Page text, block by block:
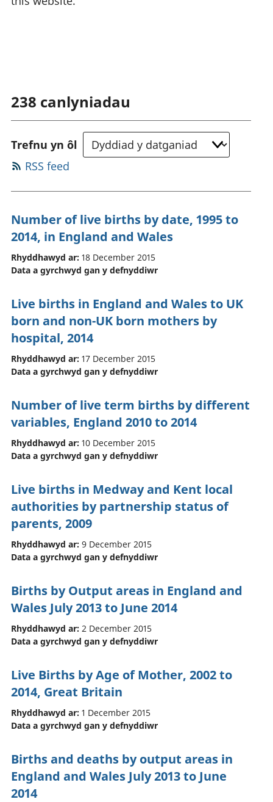
238 canlyniadau
Trefnu yn ôl
RSS feed
Number of live births by date, 1995 to
2014, in England and Wales
Rhyddhawyd ar: 18 December 2015
Data a gyrchwyd gan y defnyddiwr
Live births in England and Wales to UK
born and non-UK born mothers by
hospital, 2014
Rhyddhawyd ar: 17 December 2015
Data a gyrchwyd gan y defnyddiwr
Number of live term births by different
variables, England 2010 to 2014
Rhyddhawyd ar: 10 December 2015
Data a gyrchwyd gan y defnyddiwr
Live births in Medway and Kent local
authorities by partnership status of
parents‚ 2009
Rhyddhawyd ar: 9 December 2015
Data a gyrchwyd gan y defnyddiwr
Births by Output areas in England and
Wales July 2013 to June 2014
Rhyddhawyd ar: 2 December 2015
Data a gyrchwyd gan y defnyddiwr
Live Births by Age of Mother, 2002 to
2014, Great Britain
Rhyddhawyd ar: 1 December 2015
Data a gyrchwyd gan y defnyddiwr
Births and deaths by output areas in
England and Wales July 2013 to June
2014